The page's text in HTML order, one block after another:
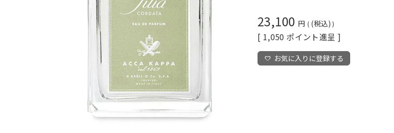
23,100 税込
[ 1,050 ポイント進呈 ]
お気に入りに登録する